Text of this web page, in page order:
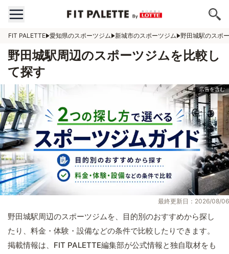
FIT PALETTE 愛知県のスポーツジム 新城市のスポーツジム 野田城駅のスポ
野田城駅周辺のスポーツジムを比較し
て探す
最終更新日：2026/08/06
野田城駅周辺のスポーツジムを、目的別のおすすめから探し
たり、料金・体験・設備などの条件で比較したりできます。
掲載情報は、FIT PALETTE編集部が公式情報と独自取材をも